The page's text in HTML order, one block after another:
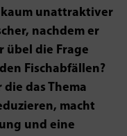
kaum unattraktiver
nachdem er
übel die Frage
Fischabfällen?
das Thema
macht
und eine